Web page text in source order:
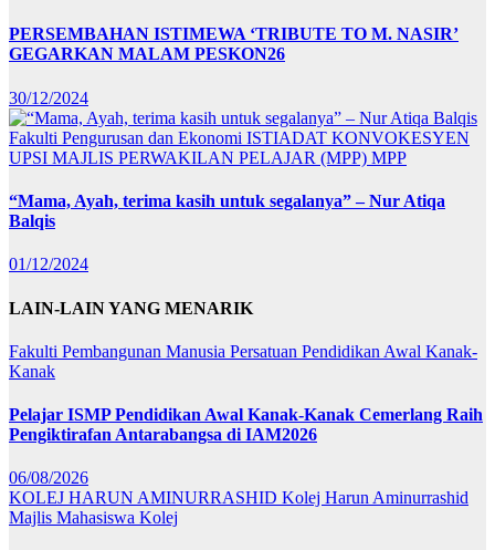
PERSEMBAHAN ISTIMEWA ‘TRIBUTE TO M. NASIR’
GEGARKAN MALAM PESKON26
30/12/2024
Fakulti Pengurusan dan Ekonomi ISTIADAT KONVOKESYEN
UPSI MAJLIS PERWAKILAN PELAJAR (MPP) MPP
“Mama, Ayah, terima kasih untuk segalanya” – Nur Atiqa
Balqis
01/12/2024
LAIN-LAIN YANG MENARIK
Fakulti Pembangunan Manusia Persatuan Pendidikan Awal Kanak-
Kanak
Pelajar ISMP Pendidikan Awal Kanak-Kanak Cemerlang Raih
Pengiktirafan Antarabangsa di IAM2026
06/08/2026
KOLEJ HARUN AMINURRASHID Kolej Harun Aminurrashid
Majlis Mahasiswa Kolej